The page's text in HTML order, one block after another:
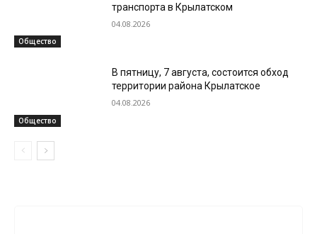
Общество
транспорта в Крылатском
04.08.2026
Общество
В пятницу, 7 августа, состоится обход
территории района Крылатское
04.08.2026